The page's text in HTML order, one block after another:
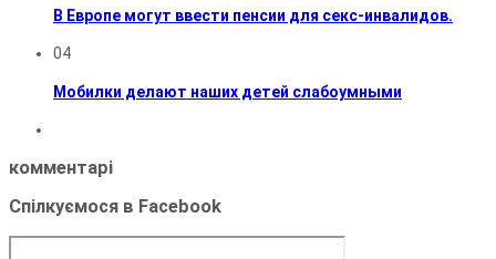
В Европе могут ввести пенсии для секс-инвалидов.
04
Мобилки делают наших детей слабоумными
комментарі
Спілкуємося в Facebook